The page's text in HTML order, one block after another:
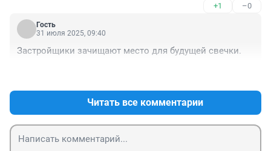
+1 –0
Гость
31 июля 2025, 09:40
Застройщики зачищают место для будущей свечки.
Читать все комментарии